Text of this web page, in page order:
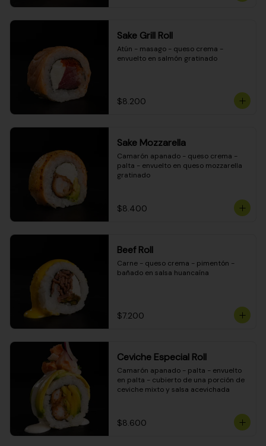
Sake Grill Roll
Atún - masago - queso crema -
envuelto en salmón gratinado
$8.200
Sake Mozzarella
Camarón apanado - queso crema -
palta - envuelto en queso mozzarella
gratinado
$8.400
Beef Roll
Carne - queso crema - pimentón -
bañado en salsa huancaína
$7.200
Ceviche Especial Roll
Camarón apanado - palta - envuelto
en palta - cubierto de una porción de
ceviche mixto y salsa acevichada
$8.600